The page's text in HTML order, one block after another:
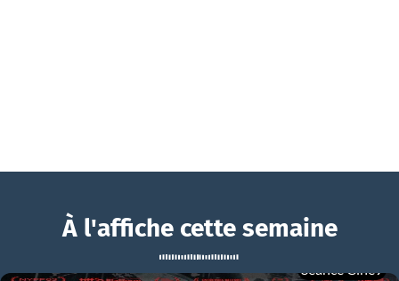
À l'affiche cette semaine